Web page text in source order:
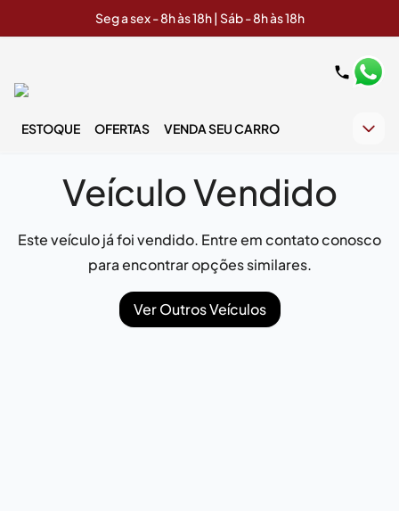
Seg a sex - 8h às 18h | Sáb - 8h às 18h
ESTOQUE OFERTAS VENDA SEU CARRO
Veículo Vendido
Este veículo já foi vendido. Entre em contato conosco
para encontrar opções similares.
Ver Outros Veículos